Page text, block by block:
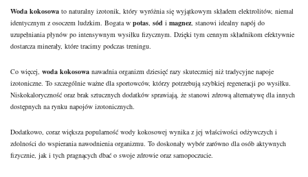
Woda kokosowa to naturalny izotonik, który wyróżnia się wyjątkowym składem elektrolitów, niemal
identycznym z osoczem ludzkim. Bogata w potas sód i magnez, stanowi idealny napój do
uzupełniania płynów po intensywnym wysiłku fizycznym. Dzięki tym cennym składnikom efektywnie
dostarcza minerały, które tracimy podczas treningu.
Co więcej, woda kokosowa nawadnia organizm dziesięć razy skuteczniej niż tradycyjne napoje
izotoniczne. To szczególnie ważne dla sportowców, którzy potrzebują szybkiej regeneracji po wysiłku.
Niskokaloryczność oraz brak sztucznych dodatków sprawiają, że stanowi zdrową alternatywę dla innych
dostępnych na rynku napojów izotonicznych.
Dodatkowo, coraz większa popularność wody kokosowej wynika z jej właściwości odżywczych i
zdolności do wspierania nawodnienia organizmu. To doskonały wybór zarówno dla osób aktywnych
fizycznie, jak i tych pragnących dbać o swoje zdrowie oraz samopoczucie.